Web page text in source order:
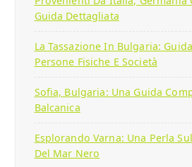
Guida Dettagliata
La Tassazione In Bulgaria:
Persone Fisiche E Società
Sofia, Bulgaria: Una Guida
Balcanica
Esplorando Varna: Una Perla
Del Mar Nero